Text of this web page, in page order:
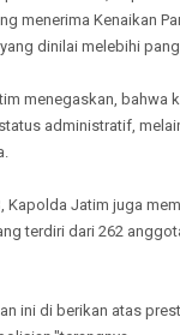
menerima Kenaikan
dinilai melebihi
menegaskan, bahwa
administratif,
Kapolda Jatim juga
terdiri dari 262
ini di berikan atas